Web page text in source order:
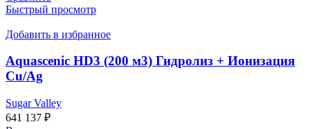
Быстрый просмотр
Добавить в избранное
Aquascenic HD3 (200 м3) Гидролиз + Ионизация
Cu/Ag
Sugar Valley
641 137 ₽